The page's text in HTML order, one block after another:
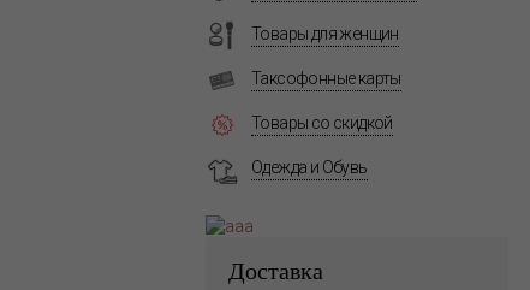
Товары для женщин
Таксофонные карты
Товары со скидкой
Одежда и Обувь
Доставка